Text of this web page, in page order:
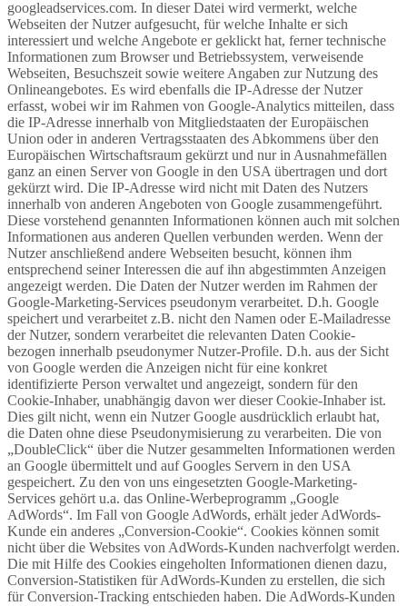
googleadservices.com. In dieser Datei wird vermerkt, welche
Webseiten der Nutzer aufgesucht, für welche Inhalte er sich
interessiert und welche Angebote er geklickt hat, ferner technische
Informationen zum Browser und Betriebssystem, verweisende
Webseiten, Besuchszeit sowie weitere Angaben zur Nutzung des
Onlineangebotes. Es wird ebenfalls die IP-Adresse der Nutzer
erfasst, wobei wir im Rahmen von Google-Analytics mitteilen, dass
die IP-Adresse innerhalb von Mitgliedstaaten der Europäischen
Union oder in anderen Vertragsstaaten des Abkommens über den
Europäischen Wirtschaftsraum gekürzt und nur in Ausnahmefällen
ganz an einen Server von Google in den USA übertragen und dort
gekürzt wird. Die IP-Adresse wird nicht mit Daten des Nutzers
innerhalb von anderen Angeboten von Google zusammengeführt.
Diese vorstehend genannten Informationen können auch mit solchen
Informationen aus anderen Quellen verbunden werden. Wenn der
Nutzer anschließend andere Webseiten besucht, können ihm
entsprechend seiner Interessen die auf ihn abgestimmten Anzeigen
angezeigt werden. Die Daten der Nutzer werden im Rahmen der
Google-Marketing-Services pseudonym verarbeitet. D.h. Google
speichert und verarbeitet z.B. nicht den Namen oder E-Mailadresse
der Nutzer, sondern verarbeitet die relevanten Daten Cookie-
bezogen innerhalb pseudonymer Nutzer-Profile. D.h. aus der Sicht
von Google werden die Anzeigen nicht für eine konkret
identifizierte Person verwaltet und angezeigt, sondern für den
Cookie-Inhaber, unabhängig davon wer dieser Cookie-Inhaber ist.
Dies gilt nicht, wenn ein Nutzer Google ausdrücklich erlaubt hat,
die Daten ohne diese Pseudonymisierung zu verarbeiten. Die von
„DoubleClick“ über die Nutzer gesammelten Informationen werden
an Google übermittelt und auf Googles Servern in den USA
gespeichert. Zu den von uns eingesetzten Google-Marketing-
Services gehört u.a. das Online-Werbeprogramm „Google
AdWords“. Im Fall von Google AdWords, erhält jeder AdWords-
Kunde ein anderes „Conversion-Cookie“. Cookies können somit
nicht über die Websites von AdWords-Kunden nachverfolgt werden.
Die mit Hilfe des Cookies eingeholten Informationen dienen dazu,
Conversion-Statistiken für AdWords-Kunden zu erstellen, die sich
für Conversion-Tracking entschieden haben. Die AdWords-Kunden